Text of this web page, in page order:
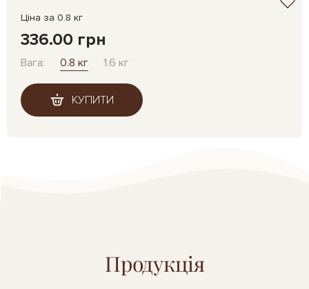
Ціна за 0.8 кг
336.00 грн
Вага: 0.8 кг 1.6 кг
КУПИТИ
Продукція